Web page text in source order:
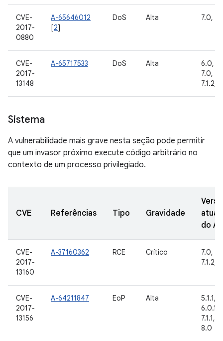
CVE-
2017-
0880
A-65646012
[2]
DoS Alta 7.0,
CVE-
2017-
13148
A-65717533 DoS Alta
6.0,
7.0,
7.1.2,
Sistema
A vulnerabilidade mais grave nesta seção pode permitir
que um invasor próximo execute código arbitrário no
contexto de um processo privilegiado.
CVE Referências Tipo Gravidade
do
CVE-
2017-
13160
A-37160362 RCE Crítico
7.0,
7.1.2,
CVE-
2017-
13156
A-64211847 EoP Alta
5.1.1,
6.0.1,
7.1.1,
8.0